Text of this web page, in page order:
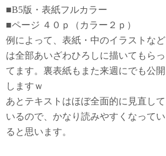
■B5版・表紙フルカラー
■ページ ４０ｐ（カラー２ｐ）
例によって、表紙・中のイラストなど
は全部あいざわひろしに描いてもらっ
てます。裏表紙もまた来週にでも公開
しますｗ
あとテキストはほぼ全面的に見直して
いるので、かなり読みやすくなってい
ると思います。